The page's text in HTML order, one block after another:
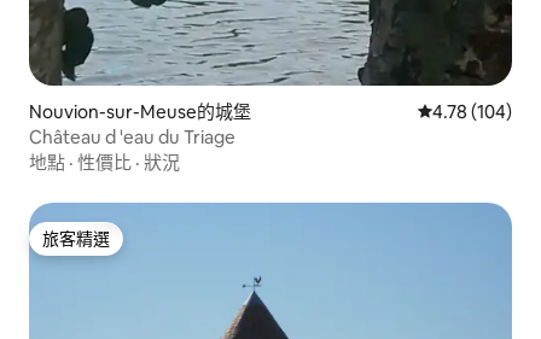
Nouvion-sur-Meuse的城堡 從 104 則評價
4.78 (104)
Château d 'eau du Triage
地點 · 性價比 · 狀況
旅客精選
旅客精選